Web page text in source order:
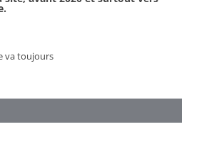
va toujours